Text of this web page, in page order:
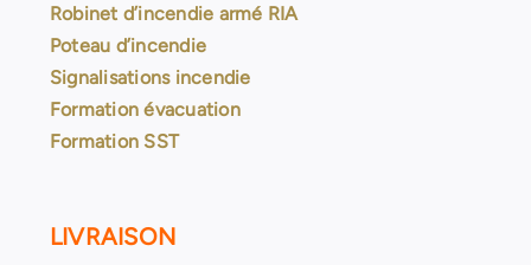
Robinet d’incendie armé RIA
Poteau d’incendie
Signalisations incendie
Formation évacuation
Formation SST
LIVRAISON